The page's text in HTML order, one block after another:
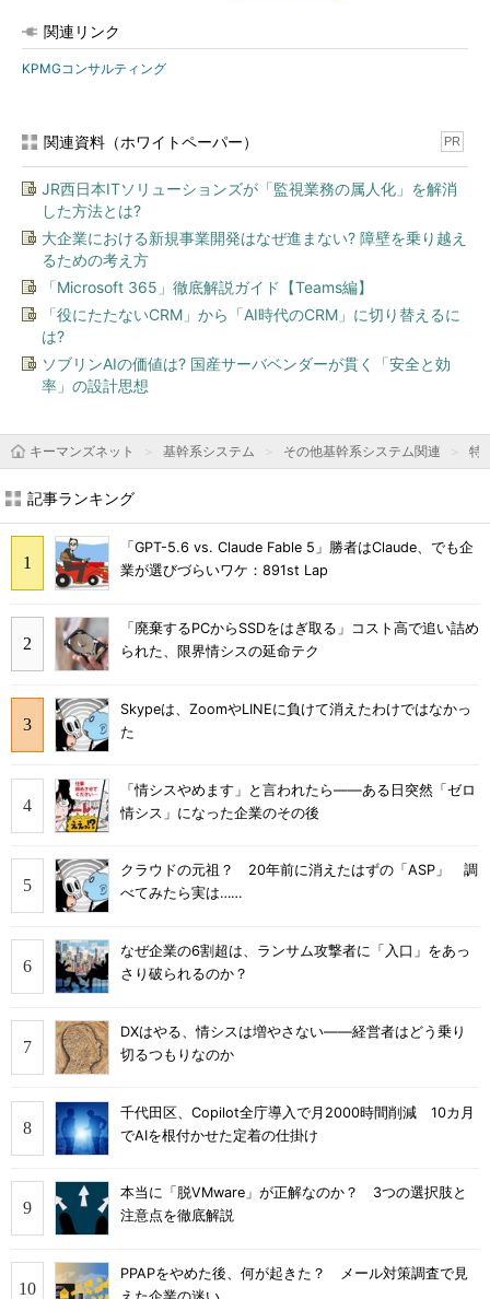
関連リンク
KPMGコンサルティング
関連資料（ホワイトペーパー） PR
JR西日本ITソリューションズが「監視業務の属人化」を解消
した方法とは?
大企業における新規事業開発はなぜ進まない? 障壁を乗り越え
るための考え方
「Microsoft 365」徹底解説ガイド【Teams編】
「役にたたないCRM」から「AI時代のCRM」に切り替えるに
は?
ソブリンAIの価値は? 国産サーバベンダーが貫く「安全と効
率」の設計思想
キーマンズネット 基幹系システム その他基幹系システム関連 特
記事ランキング
「GPT-5.6 vs. Claude Fable 5」勝者はClaude、でも企
業が選びづらいワケ：891st Lap
「廃棄するPCからSSDをはぎ取る」コスト高で追い詰め
られた、限界情シスの延命テク
Skypeは、ZoomやLINEに負けて消えたわけではなかっ
た
「情シスやめます」と言われたら――ある日突然「ゼロ
情シス」になった企業のその後
クラウドの元祖？ 20年前に消えたはずの「ASP」 調
べてみたら実は……
なぜ企業の6割超は、ランサム攻撃者に「入口」をあっ
さり破られるのか？
DXはやる、情シスは増やさない――経営者はどう乗り
切るつもりなのか
千代田区、Copilot全庁導入で月2000時間削減 10カ月
でAIを根付かせた定着の仕掛け
本当に「脱VMware」が正解なのか？ 3つの選択肢と
注意点を徹底解説
PPAPをやめた後、何が起きた？ メール対策調査で見